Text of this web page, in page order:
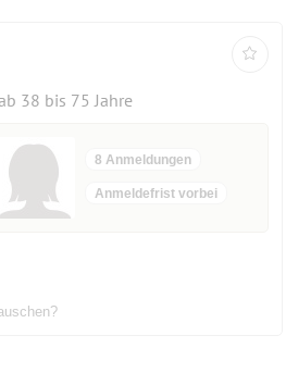
38 bis 75 Jahre
8 Anmeldungen
Anmeldefrist vorbei